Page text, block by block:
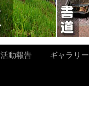
活動報告 ギャラリー